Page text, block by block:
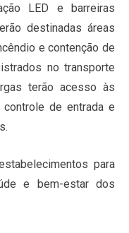
LED e barreiras
destinadas áreas
e contenção de
no transporte
terão acesso às
de entrada e
para
e bem-estar dos